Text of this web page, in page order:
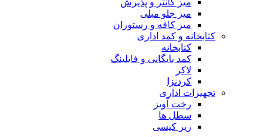
میز کانتر و پذیرش
میز جلو مبلی
میز کافه و رستوران
کتابخانه و کمد اداری
کتابخانه
کمد بایگانی و فایلینگ
لاکر
کردنزا
تجهیزات اداری
رخت آویز
سطل ها
زیر کیسی